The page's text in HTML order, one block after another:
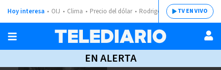
Hoy interesa OIJ Clima Precio del dólar Rodrigo ChavesTV EN VIVO
EN ALERTA